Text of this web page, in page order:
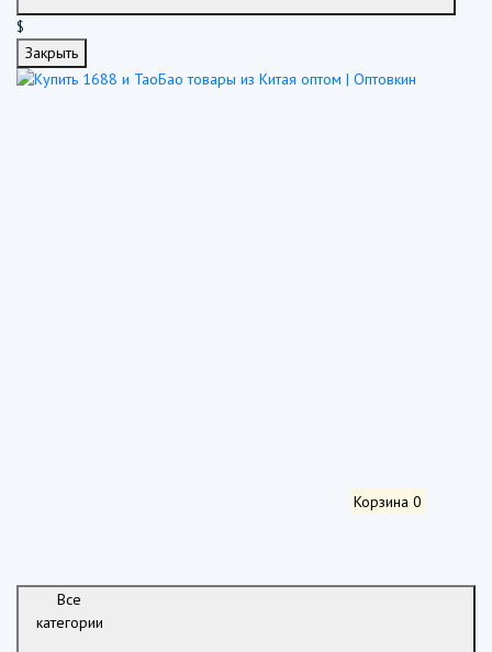
$
Закрыть
Корзина 0
Все
категории